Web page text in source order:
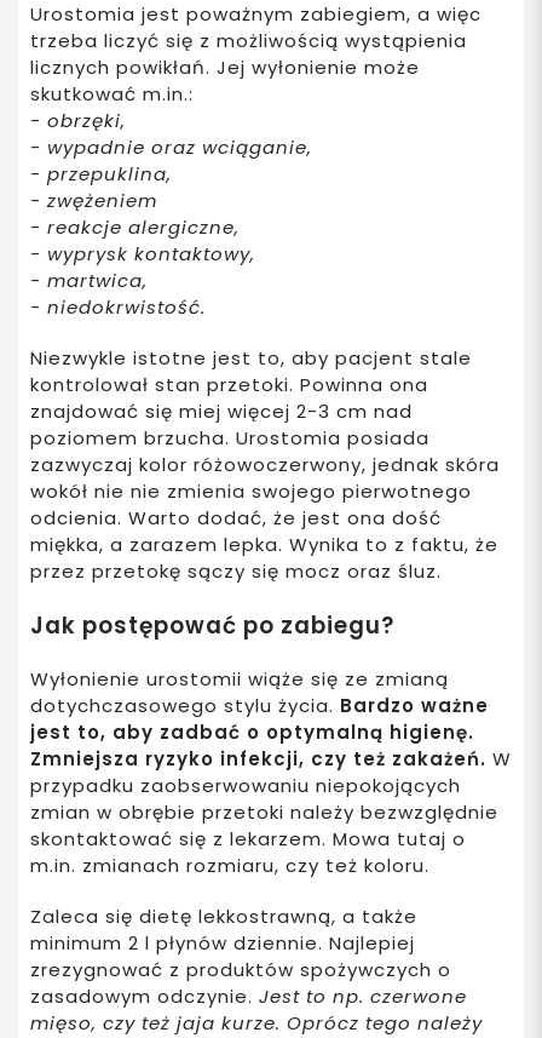
Urostomia jest poważnym zabiegiem, a więc
trzeba liczyć się z możliwością wystąpienia
licznych powikłań. Jej wyłonienie może
skutkować m.in.:
- obrzęki,
- wypadnie oraz wciąganie,
- przepuklina,
- zwężeniem
- reakcje alergiczne,
- wyprysk kontaktowy,
- martwica,
- niedokrwistość.
Niezwykle istotne jest to, aby pacjent stale
kontrolował stan przetoki. Powinna ona
znajdować się miej więcej 2-3 cm nad
poziomem brzucha. Urostomia posiada
zazwyczaj kolor różowoczerwony, jednak skóra
wokół nie nie zmienia swojego pierwotnego
odcienia. Warto dodać, że jest ona dość
miękka, a zarazem lepka. Wynika to z faktu, że
przez przetokę sączy się mocz oraz śluz.
Jak postępować po zabiegu?
Wyłonienie urostomii wiąże się ze zmianą
dotychczasowego stylu życia. Bardzo ważne
jest to, aby zadbać o optymalną higienę.
Zmniejsza ryzyko infekcji, czy też zakażeń. W
przypadku zaobserwowaniu niepokojących
zmian w obrębie przetoki należy bezwzględnie
skontaktować się z lekarzem. Mowa tutaj o
m.in. zmianach rozmiaru, czy też koloru.
Zaleca się dietę lekkostrawną, a także
minimum 2 l płynów dziennie. Najlepiej
zrezygnować z produktów spożywczych o
zasadowym odczynie. Jest to np. czerwone
mięso, czy też jaja kurze. Oprócz tego należy